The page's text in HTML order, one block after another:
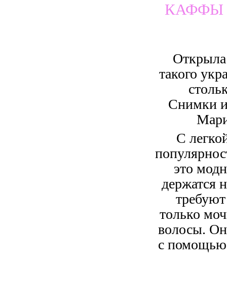
КАФФЫ
Открыла
такого
Снимки
С
это
держатся
только
волосы.
с помощью